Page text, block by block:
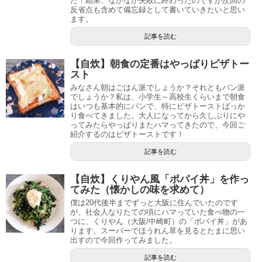
反省点も含めて備忘録として書いていきたいと思い
ます。
記事を読む
【自炊】朝食の定番はやっぱりピザトー
スト
みなさん朝はごはん派でしょうか？それともパン派
でしょうか？私は、小学生～高校生くらいまで朝食
はいつも基本的にパンで、特にピザトーストばっか
り食べてきました。大人になってから久しぶりにや
ってみたらやっぱりまたハマってきたので、今回ご
紹介するのはピザトーストです！
記事を読む
【自炊】くりやん風「ポパイ丼」を作っ
てみた（懐かしの味を求めて）
僕は20代後半までずっと大阪に住んでいたのです
が、社会人なりたての頃にハマっていた食べ物の一
つに、くりやん（大阪/中崎町）の「ポパイ丼」があ
ります。スーパーでほうれん草を見るとたまに思い
出すので今回作ってみました。
記事を読む